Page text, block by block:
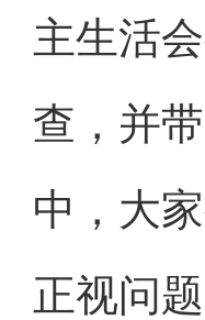
主生活
查，并
中，大
正视问